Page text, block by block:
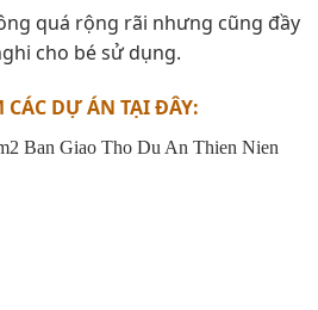
quá rộng rãi nhưng cũng đầy
cho bé sử dụng.
CÁC DỰ ÁN TẠI ĐÂY: